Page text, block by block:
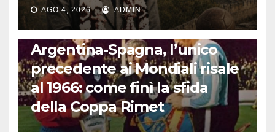
AGO 4, 2026 ADMIN
CALCIO INTERNAZIONALE
Argentina-Spagna, l’unico
precedente ai Mondiali risale
al 1966: come finì la sfida
della Coppa Rimet